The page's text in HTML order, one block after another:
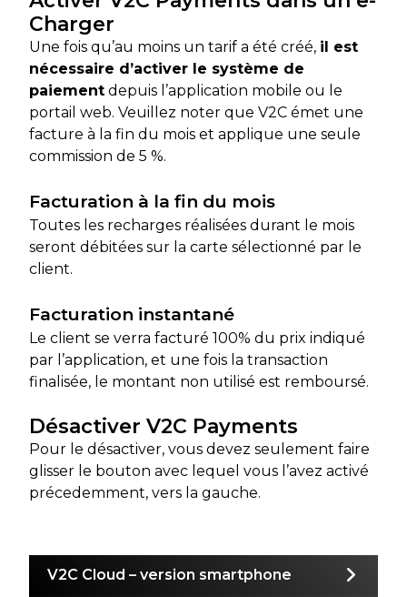
Charger
Une fois qu’au moins un tarif a été créé, il est
nécessaire d’activer le système de
paiement depuis l’application mobile ou le
portail web. Veuillez noter que V2C émet une
facture à la fin du mois et applique une seule
commission de 5 %.
Facturation à la fin du mois
Toutes les recharges réalisées durant le mois
seront débitées sur la carte sélectionné par le
client.
Facturation instantané
Le client se verra facturé 100% du prix indiqué
par l’application, et une fois la transaction
finalisée, le montant non utilisé est remboursé.
Désactiver V2C Payments
Pour le désactiver, vous devez seulement faire
glisser le bouton avec lequel vous l’avez activé
précedemment, vers la gauche.
V2C Cloud – version smartphone